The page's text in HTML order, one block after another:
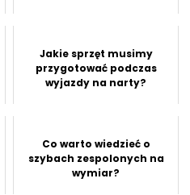
Jakie sprzęt musimy
przygotować podczas
wyjazdy na narty?
Co warto wiedzieć o
szybach zespolonych na
wymiar?